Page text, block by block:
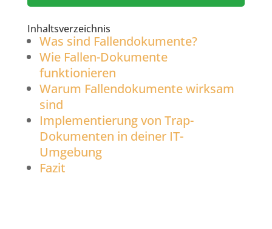
Inhaltsverzeichnis
Was sind Fallendokumente?
Wie Fallen-Dokumente
funktionieren
Warum Fallendokumente wirksam
sind
Implementierung von Trap-
Dokumenten in deiner IT-
Umgebung
Fazit